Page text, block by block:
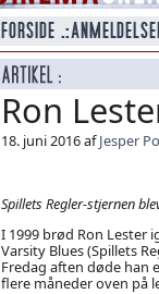
Ron
18. juni 2016 afJesper
Spillets Regler-stjernen
I 1999 brød Ron Lester
Varsity Blues (Spillets
Fredag aften døde han
flere måneder oven på